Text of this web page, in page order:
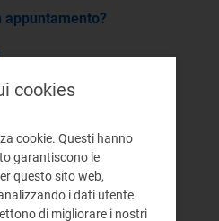
appuntamento?
5 - 20121 - Milano
cookies
cookie. Questi hanno
garantiscono le
questo sito web,
i dati utente
di migliorare i nostri